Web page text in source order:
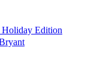
Holiday Edition